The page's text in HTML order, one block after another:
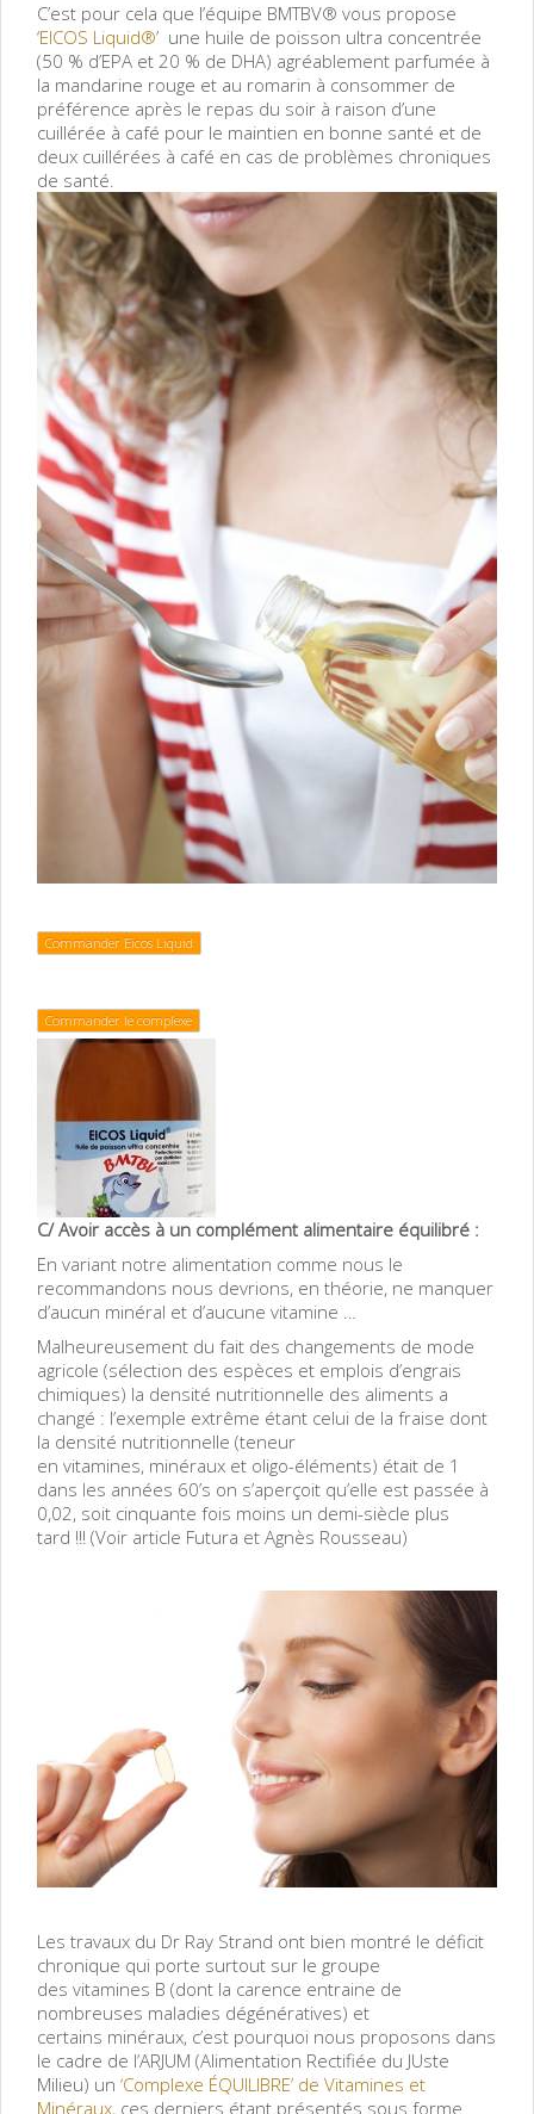
C’est pour cela que l’équipe BMTBV® vous propose
‘EICOS Liquid®’ une huile de poisson ultra concentrée
(50 % d’EPA et 20 % de DHA) agréablement parfumée à
la mandarine rouge et au romarin à consommer de
préférence après le repas du soir à raison d’une
cuillérée à café pour le maintien en bonne santé et de
deux cuillérées à café en cas de problèmes chroniques
de santé.
Commander Eicos Liquid
Commander le complexe
C/ Avoir accès à un complément alimentaire équilibré :
En variant notre alimentation comme nous le
recommandons nous devrions, en théorie, ne manquer
d’aucun minéral et d’aucune vitamine …
Malheureusement du fait des changements de mode
agricole (sélection des espèces et emplois d’engrais
chimiques) la densité nutritionnelle des aliments a
changé : l’exemple extrême étant celui de la fraise dont
la densité nutritionnelle (teneur
en vitamines, minéraux et oligo-éléments) était de 1
dans les années 60’s on s’aperçoit qu’elle est passée à
0,02, soit cinquante fois moins un demi-siècle plus
tard !!! (Voir article Futura et Agnès Rousseau)
Les travaux du Dr Ray Strand ont bien montré le déficit
chronique qui porte surtout sur le groupe
des vitamines B (dont la carence entraine de
nombreuses maladies dégénératives) et
certains minéraux, c’est pourquoi nous proposons dans
le cadre de l’ARJUM (Alimentation Rectifiée du JUste
Milieu) un ‘Complexe ÉQUILIBRE’ de Vitamines et
Minéraux, ces derniers étant présentés sous forme